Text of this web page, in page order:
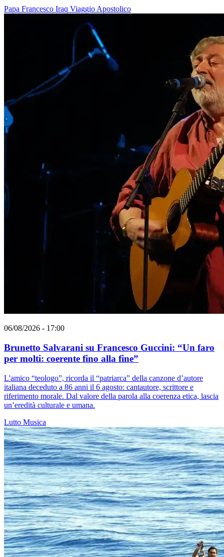
Papa Francesco Iraq Viaggio Apostolico
06/08/2026 - 17:00
Brunetto Salvarani su Francesco Guccini: “Un faro
per molti: coerente fino alla fine”
L'amico “teologo”, ricorda il “patriarca” della canzone d’autore
italiana deceduto a 86 anni il 6 agosto: cantautore, scrittore e
riferimento morale. Dal valore della parola alla coerenza etica, lascia
un’eredità culturale e umana.
Lutto Musica